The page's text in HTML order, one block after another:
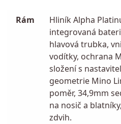
Rám
Hliník Alpha
integrovaná
hlavová trubka,
vodítky, ochrana
složení s
geometrie Mino
poměr, 34,9mm
na nosič a
zdvih.